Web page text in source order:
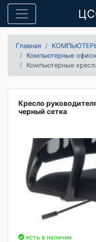
Главная
Компьютерные
Компьютерные
Кресло
черный сетка
есть в наличии